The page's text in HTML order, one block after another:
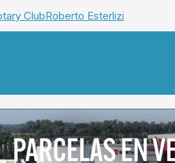
ClubRoberto Esterlizi